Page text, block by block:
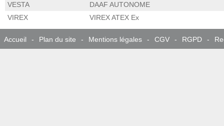
VESTA
DAAF AUTONOME
VIREX
VIREX ATEX Ex
Accueil - Plan du site - Mentions légales - CGV - RGPD -